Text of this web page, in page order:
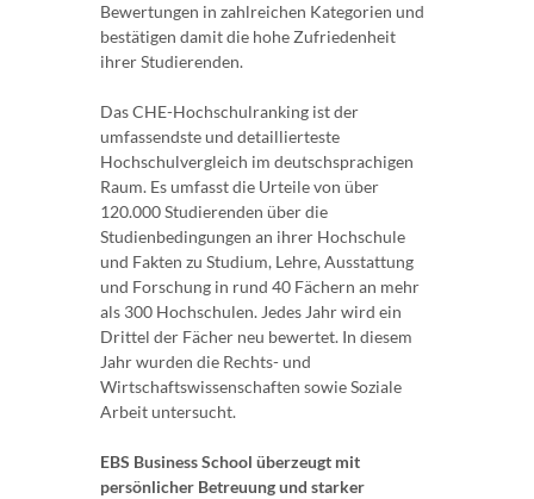
Bewertungen in zahlreichen Kategorien und
bestätigen damit die hohe Zufriedenheit
ihrer Studierenden.
Das CHE-Hochschulranking ist der
umfassendste und detaillierteste
Hochschulvergleich im deutschsprachigen
Raum. Es umfasst die Urteile von über
120.000 Studierenden über die
Studienbedingungen an ihrer Hochschule
und Fakten zu Studium, Lehre, Ausstattung
und Forschung in rund 40 Fächern an mehr
als 300 Hochschulen. Jedes Jahr wird ein
Drittel der Fächer neu bewertet. In diesem
Jahr wurden die Rechts- und
Wirtschaftswissenschaften sowie Soziale
Arbeit untersucht.
EBS Business School überzeugt mit
persönlicher Betreuung und starker